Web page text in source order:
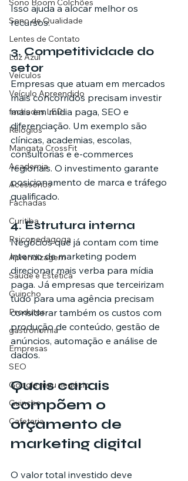
Sono Boom Colchões
Sono de Qualidade
Lentes de Contato
Luz Azul
Veículos
Veículo Apreendido
fachadas LED
Relógios
Mangata CrossFit
Academia
Acessórios
Fachadas
Curitiba
Psicopedagoga
Aprendizagem
Saúde e Estética
Guincho
Produtos
gastronomia
Empresas
SEO
Google meu negócio
Guincho
Cafeteria
Isso ajuda a alocar melhor os
recursos.
3. Competitividade do
setor
Empresas que atuam em mercados
mais concorridos precisam investir
mais em mídia paga, SEO e
diferenciação. Um exemplo são
clínicas, academias, escolas,
consultorias e e-commerces
regionais. O investimento garante
posicionamento de marca e tráfego
qualificado.
4. Estrutura interna
Negócios que já contam com time
interno de marketing podem
direcionar mais verba para mídia
paga. Já empresas que terceirizam
tudo para uma agência precisam
considerar também os custos com
produção de conteúdo, gestão de
anúncios, automação e análise de
dados.
Quais canais
compõem o
orçamento de
marketing digital
O valor total investido deve